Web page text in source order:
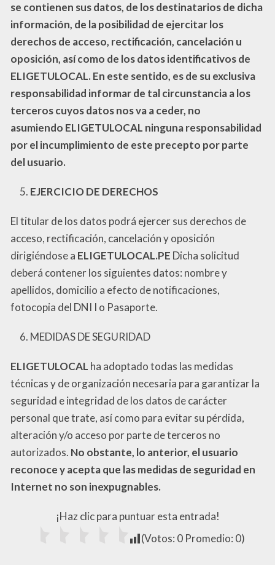
se contienen sus datos, de los destinatarios de dicha
información, de la posibilidad de ejercitar los
derechos de acceso, rectificación, cancelación u
oposición, así como de los datos identificativos de
ELIGETULOCAL. En este sentido, es de su exclusiva
responsabilidad informar de tal circunstancia a los
terceros cuyos datos nos va a ceder, no
asumiendo ELIGETULOCAL ninguna responsabilidad
por el incumplimiento de este precepto por parte
del usuario.
EJERCICIO DE DERECHOS
El titular de los datos podrá ejercer sus derechos de
acceso, rectificación, cancelación y oposición
dirigiéndose a ELIGETULOCAL.PE Dicha solicitud
deberá contener los siguientes datos: nombre y
apellidos, domicilio a efecto de notificaciones,
fotocopia del DNI I o Pasaporte.
MEDIDAS DE SEGURIDAD
ELIGETULOCAL ha adoptado todas las medidas
técnicas y de organización necesaria para garantizar la
seguridad e integridad de los datos de carácter
personal que trate, así como para evitar su pérdida,
alteración y/o acceso por parte de terceros no
autorizados. No obstante, lo anterior, el usuario
reconoce y acepta que las medidas de seguridad en
Internet no son inexpugnables.
¡Haz clic para puntuar esta entrada!
(Votos: 0Promedio: 0)